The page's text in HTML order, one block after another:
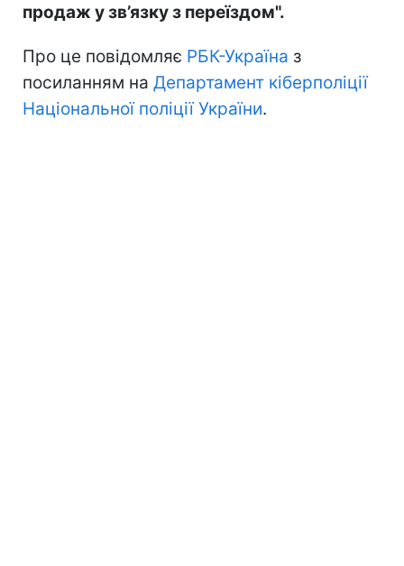
продаж у зв’язку з переїздом".
Про це повідомляє РБК-Україна з
посиланням на Департамент кіберполіції
Національної поліції України.